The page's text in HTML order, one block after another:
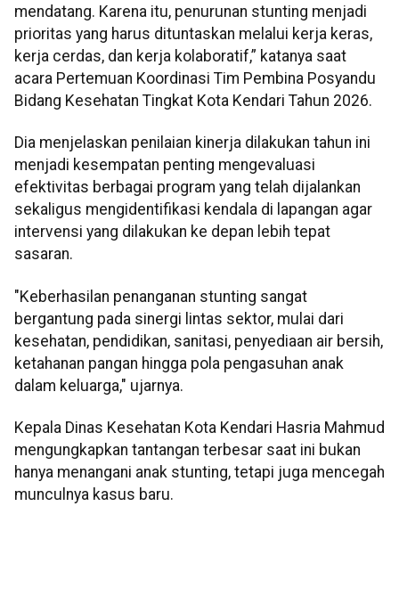
mendatang. Karena itu, penurunan stunting menjadi
prioritas yang harus dituntaskan melalui kerja keras,
kerja cerdas, dan kerja kolaboratif,” katanya saat
acara Pertemuan Koordinasi Tim Pembina Posyandu
Bidang Kesehatan Tingkat Kota Kendari Tahun 2026.
Dia menjelaskan penilaian kinerja dilakukan tahun ini
menjadi kesempatan penting mengevaluasi
efektivitas berbagai program yang telah dijalankan
sekaligus mengidentifikasi kendala di lapangan agar
intervensi yang dilakukan ke depan lebih tepat
sasaran.
"Keberhasilan penanganan stunting sangat
bergantung pada sinergi lintas sektor, mulai dari
kesehatan, pendidikan, sanitasi, penyediaan air bersih,
ketahanan pangan hingga pola pengasuhan anak
dalam keluarga," ujarnya.
Kepala Dinas Kesehatan Kota Kendari Hasria Mahmud
mengungkapkan tantangan terbesar saat ini bukan
hanya menangani anak stunting, tetapi juga mencegah
munculnya kasus baru.